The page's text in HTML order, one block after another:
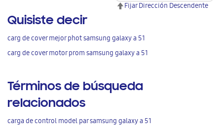
Fijar Dirección Descendente
Quisiste decir
carg de cover mejor phot samsung galaxy a 51
carg de cover motor prom samsung galaxy a 51
Términos de búsqueda
relacionados
carga de control model par samsung galaxy a 51